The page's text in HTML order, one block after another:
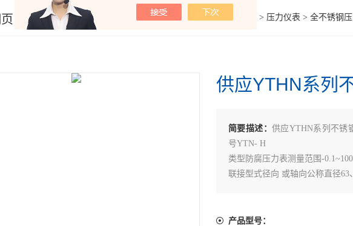
你的位置： 首页> > 压力仪表 > 全不锈钢
供应YTHN系列
简要描述：供应YTHN系列不锈
号YTN- H
类型防腐压力表测量范围-
联接型式径向 或轴向公称直径63
产品型号：